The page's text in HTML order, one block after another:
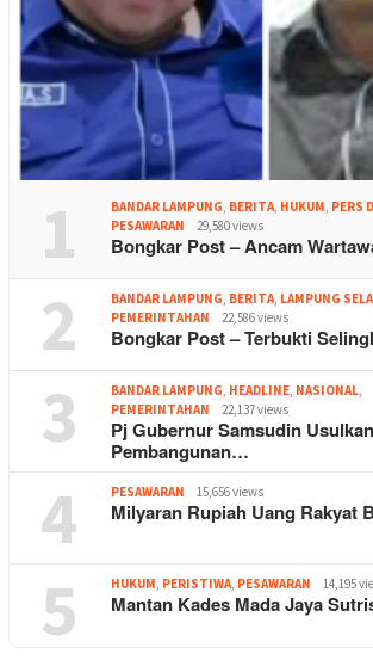
1 BANDAR LAMPUNG, BERITA, HUKUM, PERS
PESAWARAN
29,580 views
Bongkar Post – Ancam
2 BANDAR LAMPUNG, BERITA, LAMPUNG
PEMERINTAHAN
22,586 views
Bongkar Post – Terbukti
3 BANDAR LAMPUNG, HEADLINE, NASIONAL,
PEMERINTAHAN
22,137 views
Pj Gubernur Samsudin Usulkan
Pembangunan…
4 PESAWARAN 15,656 views
Milyaran Rupiah Uang Rakyat
5 HUKUM, PERISTIWA, PESAWARAN 14,195
Mantan Kades Mada Jaya